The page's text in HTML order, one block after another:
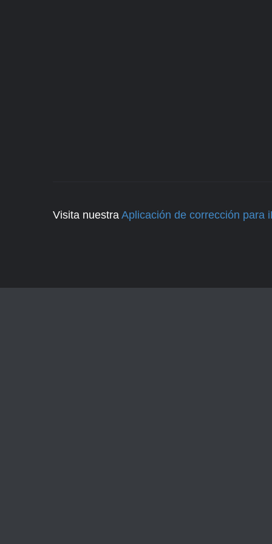
Visita nuestra Aplicación de corrección para